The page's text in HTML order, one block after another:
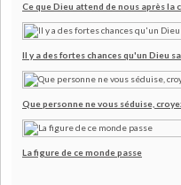
Ce que Dieu attend de nous après la
Il y a des fortes chances qu'un Dieu
Que personne ne vous séduise,
La figure de ce monde passe